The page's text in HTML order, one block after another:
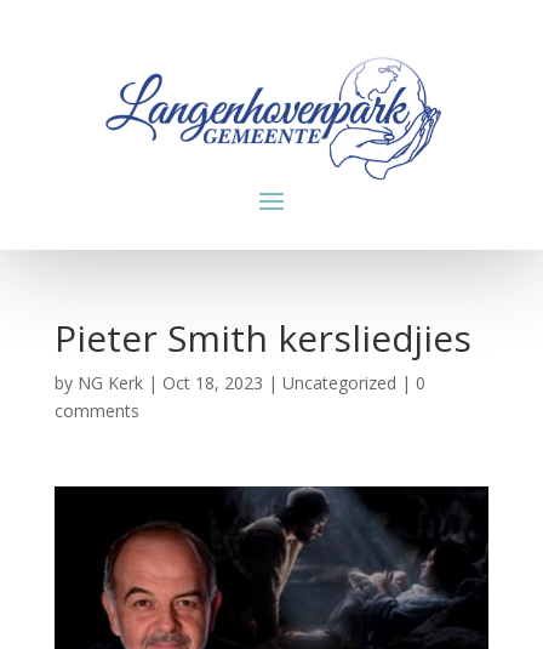
Pieter Smith kersliedjies
by NG Kerk| Oct 18, 2023 | Uncategorized | 0
comments